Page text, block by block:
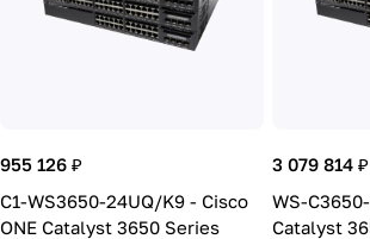
955 126 ₽
C1-WS3650-24UQ/K9 - Cisco
ONE Catalyst 3650 Series
3 079 814 ₽
WS-
Catalyst